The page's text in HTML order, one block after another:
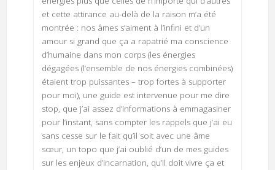
et cette attirance au-delà de la raison m’a été
montrée : nos âmes s’aiment à l’infini et d’un
amour si grand que ça a rapatrié ma conscience
d’humaine dans mon corps (les énergies
dégagées (l’ensemble de nos énergies combinées)
étaient trop puissantes – trop fortes à supporter
pour moi), une guide est intervenue pour me dire
stop, que j’ai assez d’informations à emmagasiner
pour l’instant, sans compter les rappels que j’ai eu
sans cesse sur le fait qu’il soit avec une âme
sœur, un topo que j’ai oublié d’un de mes guides
sur les enjeux d’incarnation, qu’il doit vivre ça et